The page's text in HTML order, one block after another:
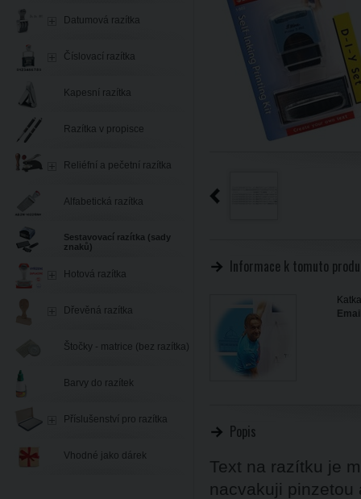
Informace k tomuto
Popis
Text na razítku je
nacvakuji
Datumová razítka
Číslovací razítka
Kapesní razítka
Razítka v propisce
Reliéfní a pečetní razítka
Alfabetická razítka
Sestavovací razítka (sady
znaků)
Hotová razítka
Dřevěná razítka
Štočky - matrice (bez razítka)
Barvy do razítek
Příslušenství pro razítka
Vhodné jako dárek